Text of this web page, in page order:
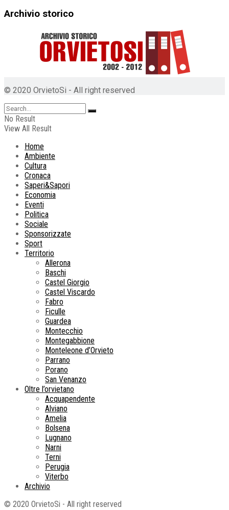
Archivio storico
© 2020 OrvietoSi - All right reserved
No Result
View All Result
Home
Ambiente
Cultura
Cronaca
Saperi&Sapori
Economia
Eventi
Politica
Sociale
Sponsorizzate
Sport
Territorio
Allerona
Baschi
Castel Giorgio
Castel Viscardo
Fabro
Ficulle
Guardea
Montecchio
Montegabbione
Monteleone d’Orvieto
Parrano
Porano
San Venanzo
Oltre l’orvietano
Acquapendente
Alviano
Amelia
Bolsena
Lugnano
Narni
Terni
Perugia
Viterbo
Archivio
© 2020 OrvietoSi - All right reserved